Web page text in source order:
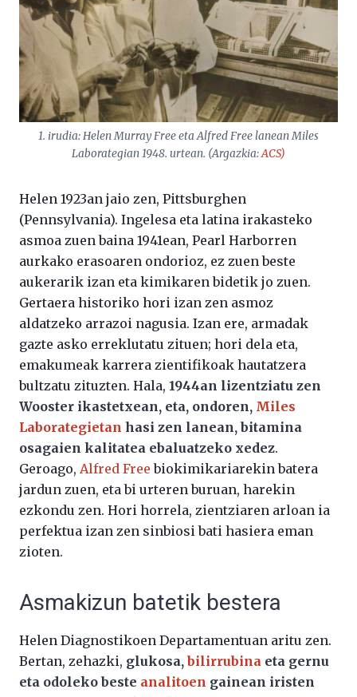
1. irudia: Helen Murray Free eta Alfred Free lanean Miles
Laborategian 1948. urtean. (Argazkia:ACS)
Helen 1923an jaio zen, Pittsburghen
(Pennsylvania). Ingelesa eta latina irakasteko
asmoa zuen baina 1941ean, Pearl Harborren
aurkako erasoaren ondorioz, ez zuen beste
aukerarik izan eta kimikaren bidetik jo zuen.
Gertaera historiko hori izan zen asmoz
aldatzeko arrazoi nagusia. Izan ere, armadak
gazte asko erreklutatu zituen; hori dela eta,
emakumeak karrera zientifikoak hautatzera
bultzatu zituzten. Hala, 1944an lizentziatu zen
Wooster ikastetxean, eta, ondoren, Miles
Laborategietan hasi zen lanean, bitamina
osagaien kalitatea ebaluatzeko xedez.
Geroago, Alfred Free biokimikariarekin batera
jardun zuen, eta bi urteren buruan, harekin
ezkondu zen. Hori horrela, zientziaren arloan ia
perfektua izan zen sinbiosi bati hasiera eman
zioten.
Asmakizun batetik bestera
Helen Diagnostikoen Departamentuan aritu zen.
Bertan, zehazki, glukosa,bilirrubina eta gernu
eta odoleko beste analitoen gainean iristen